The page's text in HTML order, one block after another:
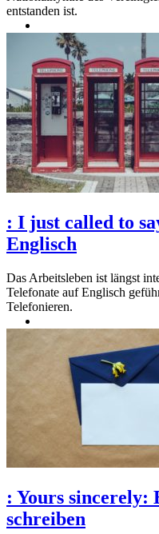
entstanden ist.
: I just called to
Englisch
Das Arbeitsleben ist längst
Telefonate auf Englisch
Telefonieren.
: Yours sincerely:
schreiben